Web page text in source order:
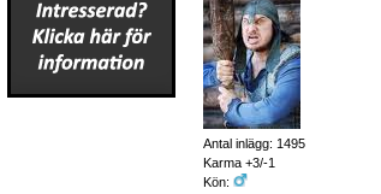
Antal inlägg: 1495
Karma +3/-1
Kön: